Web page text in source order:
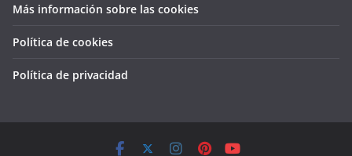
Más información sobre las cookies
Política de cookies
Política de privacidad